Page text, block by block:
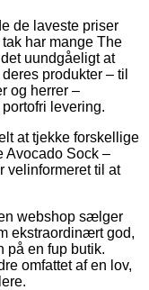
de laveste priser
har mange The
uundgåeligt at
produkter – til
og herrer –
levering.
at tjekke forskellige
Avocado Sock –
velinformeret til at
webshop sælger
ekstraordinært god,
på en fup butik.
omfattet af en lov,